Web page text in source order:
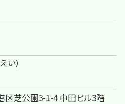
い）
芝公園3-1-4 中田ビル3階